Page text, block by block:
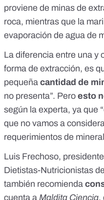
proviene de minas de
roca, mientras que la
evaporación de agua de
La diferencia entre una y
forma de extracción, es
pequeña cantidad de
no presenta”. Pero esto
según la experta, ya que
que no vamos a
requerimientos de
Luis Frechoso, presidente
Dietistas-Nutricionistas
también recomienda
cuenta a Maldita Ciencia,